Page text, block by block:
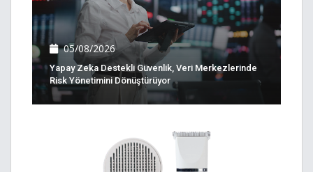
05/08/2026
Yapay Zeka Destekli Güvenlik, Veri Merkezlerinde
Risk Yönetimini Dönüştürüyor